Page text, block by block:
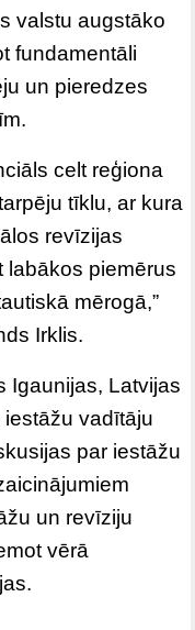
valstu augstāko
fundamentāli
un pieredzes
celt reģiona
tīklu, ar kura
revīzijas
labākos piemērus
mērogā,”
Irklis.
Igaunijas, Latvijas
vadītāju
par iestāžu
un revīziju
vērā